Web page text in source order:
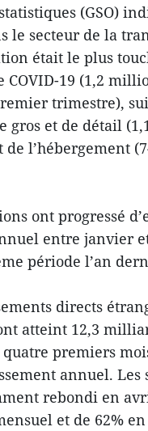
(GSO)
le secteur de la
était le plus
COVID-19 (1,2
trimestre),
gros et de détail
de l’hébergement
ont progressé
entre janvier
période l’an
directs
atteint 12,3
quatre premiers
annuel. Les
rebondi en
et de 62%